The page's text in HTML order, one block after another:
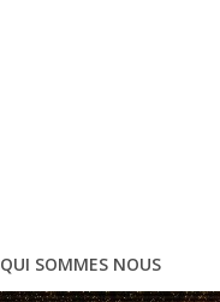
QUI SOMMES NOUS